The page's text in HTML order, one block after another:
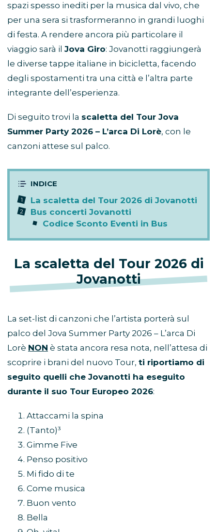
spazi spesso inediti per la musica dal vivo, che
per una sera si trasformeranno in grandi luoghi
di festa. A rendere ancora più particolare il
viaggio sarà il Jova Giro: Jovanotti raggiungerà
le diverse tappe italiane in bicicletta, facendo
degli spostamenti tra una città e l’altra parte
integrante dell’esperienza.
Di seguito trovi la scaletta del Tour Jova
Summer Party 2026 – L’arca Di Lorè, con le
canzoni attese sul palco.
La scaletta del Tour 2026 di Jovanotti
Bus concerti Jovanotti
Codice Sconto Eventi in Bus
La scaletta del Tour 2026 di
Jovanotti
La set-list di canzoni che l’artista porterà sul
palco del Jova Summer Party 2026 – L’arca Di
Lorè NON è stata ancora resa nota, nell’attesa di
scoprire i brani del nuovo Tour, ti riportiamo di
seguito quelli che Jovanotti ha eseguito
durante il suo Tour Europeo 2026:
Attaccami la spina
(Tanto)³
Gimme Five
Penso positivo
Mi fido di te
Come musica
Buon vento
Bella